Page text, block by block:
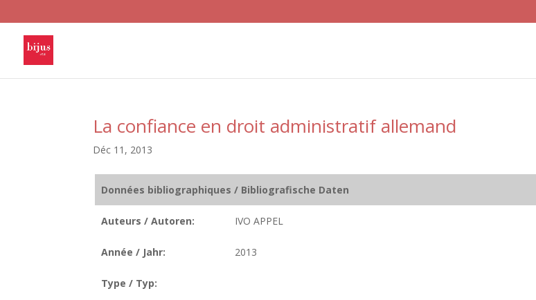
La confiance en droit administratif allemand
Déc 11, 2013
Données bibliographiques / Bibliografische Daten
Auteurs / Autoren: IVO APPEL
Année / Jahr: 2013
Type / Typ: